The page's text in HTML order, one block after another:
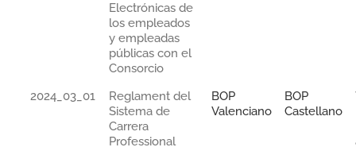
Electrónicas de
los empleados
y empleadas
públicas con el
Consorcio
2024_03_01
Reglament del
Sistema de
Carrera
Professional
BOP
Valenciano
BOP
Castellano